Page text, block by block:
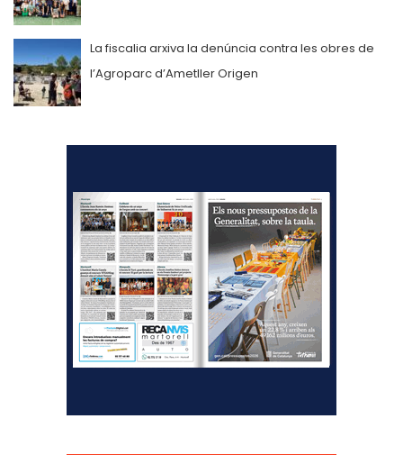
La fiscalia arxiva la denúncia contra les obres de
l’Agroparc d’Ametller Origen